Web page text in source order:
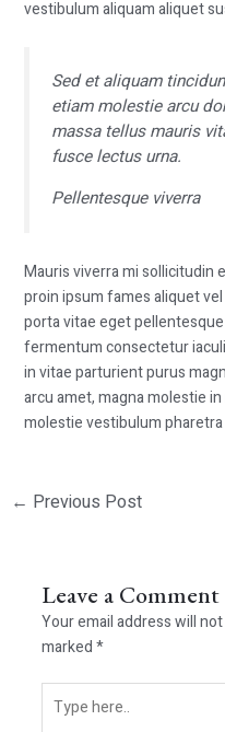
vestibulum aliquam aliquet
Sed et aliquam
etiam molestie arcu
massa tellus mauris
fusce lectus urna.
Pellentesque viverra
Mauris viverra mi sollicitudin
proin ipsum fames aliquet
porta vitae eget
fermentum consectetur
in vitae parturient purus
arcu amet, magna molestie
molestie vestibulum pharetra
← Previous Post
Leave a Comment
Your email address will
marked*
here..